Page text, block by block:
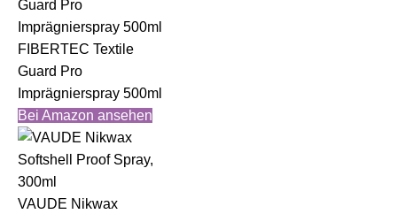
FIBERTEC Textile
Guard Pro
Imprägnierspray 500ml
Bei Amazon ansehen
VAUDE Nikwax